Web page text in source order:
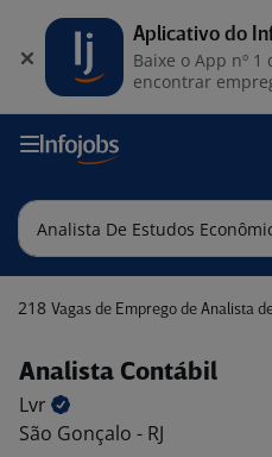
218 Vagas de Emprego de Analista
Analista Contábil
Lvr
São Gonçalo - RJ
Aplicativo do
Baixe o App nº
encontrar